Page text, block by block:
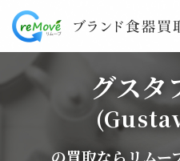
グスタ
の買取ならリムー